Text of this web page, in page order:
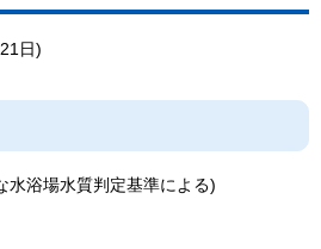
日)
水浴場水質判定基準による)